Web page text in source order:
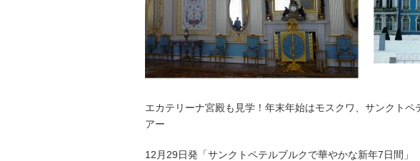
エカテリーナ宮殿も見学！年末年始はモスクワ、サンクト
アー
12月29日発「サンクトペテルブルクで華やかな新年7日間」